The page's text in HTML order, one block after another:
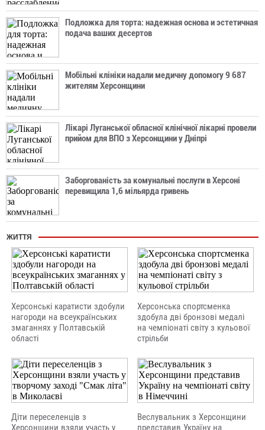
Подложка для торта: надежная основа и эстетичная
подача ваших десертов
Мобільні клініки надали медичну допомогу 9 687
жителям Херсонщини
Лікарі Луганської обласної клінічної лікарні провели
прийом для ВПО з Херсонщини у Дніпрі
Заборгованість за комунальні послуги в Херсоні
перевищила 1,6 мільярда гривень
ЖИТТЯ
Херсонські каратисти здобули
нагороди на всеукраїнських
змаганнях у Полтавській
області
Херсонська спортсменка
здобула дві бронзові медалі
на чемпіонаті світу з кульової
стрільби
Діти переселенців з
Херсонщини взяли участь у
Веслувальник з Херсонщини
представив Україну на